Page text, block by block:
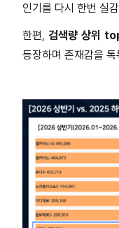
인기를 다시 한번 실
한편 검색량 상위
등장하며 존재감을